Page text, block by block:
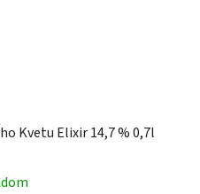
Kvetu Elixir 14,7 % 0,7l